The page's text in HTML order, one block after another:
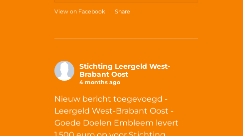
View on Facebook · Share
Stichting Leergeld West-
Brabant Oost
4 months ago
Nieuw bericht toegevoegd -
Leergeld West-Brabant Oost -
Goede Doelen Embleem levert